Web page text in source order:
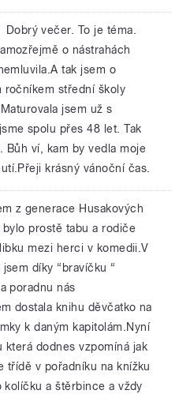
Dobrý večer. To je téma.
o nástrahách
tak jsem o
ročníkem střední školy
jsem už s
spolu přes 48 let. Tak
Bůh ví, kam by vedla moje
krásný vánoční čas.
z generace Husakových
prostě tabu a rodiče
mezi herci v komedii.V
díky “bravíčku “
poradnu nás
dostala knihu děvčatko na
k daným kapitolám.Nyní
která dodnes vzpomíná jak
třídě v pořadníku na knížku
kolíčku a štěrbince a vždy